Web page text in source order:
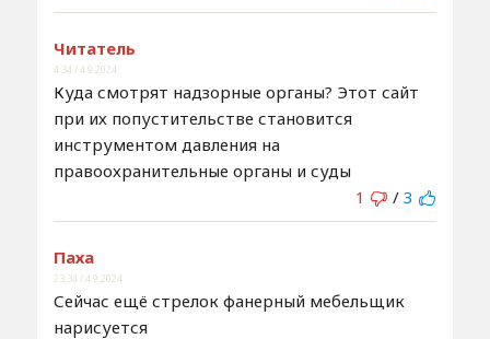
Читатель
4:34 / 4.9.2024
Куда смотрят надзорные органы? Этот сайт
при их попустительстве становится
инструментом давления на
правоохранительные органы и суды
1
/ 3
Паха
23:34 / 4.9.2024
Сейчас ещё стрелок фанерный мебельщик
нарисуется